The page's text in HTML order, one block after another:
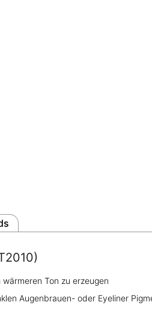
Ton zu erzeugen
Augenbrauen- oder Eyeliner